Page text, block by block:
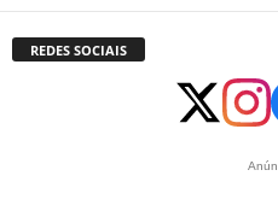
REDES SOCIAIS